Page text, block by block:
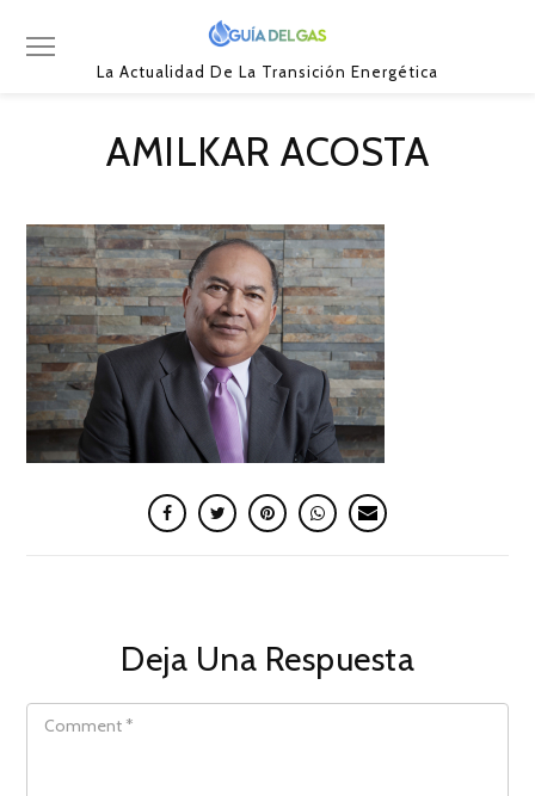
La Actualidad De La Transición Energética
AMILKAR ACOSTA
Deja Una Respuesta
COMMENT